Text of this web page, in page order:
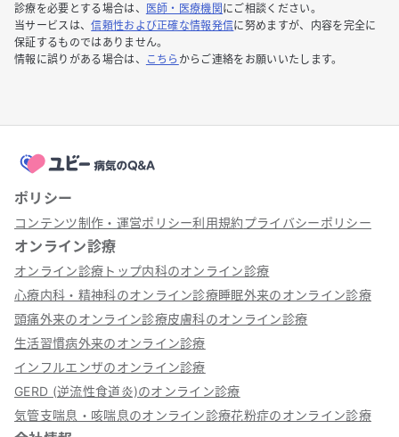
診療を必要とする場合は、
医師・医療機関 にご相談ください。
当サービスは、信頼性および正確な情報発信に努めますが、内容を完全に
保証するものではありません。
情報に誤りがある場合は、
こちら からご連絡をお願いいたします。
ポリシー
コンテンツ制作・運営ポリシー利用規約プライバシーポリシー
オンライン診療
オンライン診療トップ内科のオンライン診療
心療内科・精神科のオンライン診療睡眠外来のオンライン診療
頭痛外来のオンライン診療皮膚科のオンライン診療
生活習慣病外来のオンライン診療
インフルエンザのオンライン診療
GERD (逆流性食道炎)のオンライン診療
気管支喘息・咳喘息のオンライン診療花粉症のオンライン診療